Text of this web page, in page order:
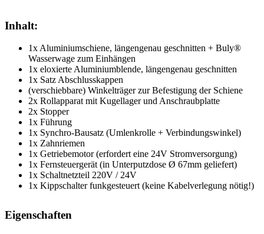
Inhalt:
1x Aluminiumschiene, längengenau geschnitten + Buly®
Wasserwage zum Einhängen
1x eloxierte Aluminiumblende, längengenau geschnitten
1x Satz Abschlusskappen
(verschiebbare) Winkelträger zur Befestigung der Schiene
2x Rollapparat mit Kugellager und Anschraubplatte
2x Stopper
1x Führung
1x Synchro-Bausatz (Umlenkrolle + Verbindungswinkel)
1x Zahnriemen
1x Getriebemotor (erfordert eine 24V Stromversorgung)
1x Fernsteuergerät (in Unterputzdose Ø 67mm geliefert)
1x Schaltnetzteil 220V / 24V
1x Kippschalter funkgesteuert (keine Kabelverlegung nötig!)
Eigenschaften